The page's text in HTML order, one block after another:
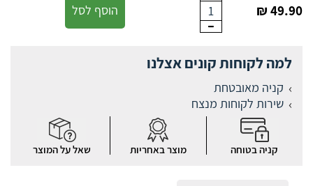
49.90 ₪
1 הוסף לסל
למה לקוחות קונים אצלנו
קניה מאובטחת
שירות לקוחות מנצח
קניה בטוחה מוצר באחריות שאל על המוצר